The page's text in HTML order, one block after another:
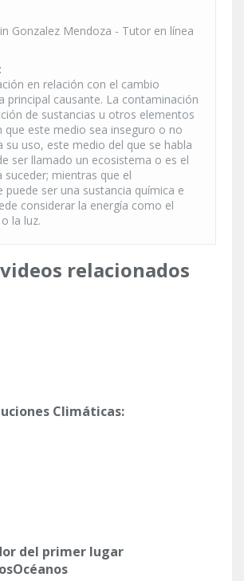
Gonzalez Mendoza - Tutor en línea
en relación con el cambio
principal causante. La contaminación
de sustancias u otros elementos
que este medio sea inseguro o no
su uso, este medio del que se habla
ser llamado un ecosistema o es el
suceder; mientras que el
puede ser una sustancia química e
considerar la energía como el
la luz.
relacionados
Climáticas:
del primer lugar